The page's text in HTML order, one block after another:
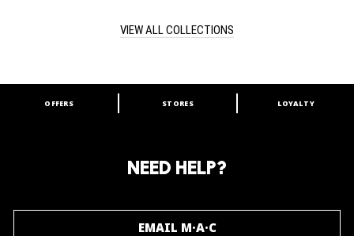
Mascara complete your jet-setting look.
VIEW ALL COLLECTIONS
ARE YOU A M·A·C LOVER?
OFFERS STORES LOYALTY
NEED HELP?
EMAIL M·A·C